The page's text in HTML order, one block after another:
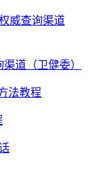
道（卫健委）